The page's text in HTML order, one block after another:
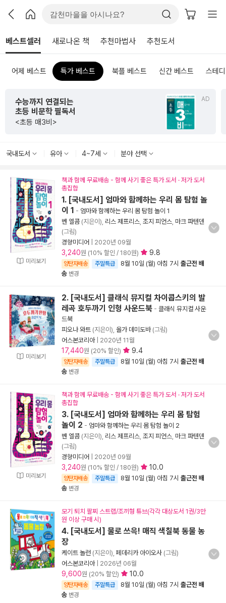
베스트셀러 새로나온 책 추천마법사 추천도서
어제 베스트 특가 베스트 북플 베스트 신간 베스트 스테
AD
수능까지 연결되는
초등 비문학 필독서
<초등 매3비>
국내도서 유아 4~7세 분야 선택
미리보기
책과 함께 무료배송 - 함께 사기 좋은 특가 도서 · 저가 도서
총집합
1. [국내도서] 엄마와 함께하는 우리 몸 탐험 놀
이 1 - 엄마와 함께하는 우리 몸 탐험 놀이 1
벤 엘콤 (지은이), 리스 제프리스 조지 피언스 마크 파텐덴
(그림)
경향미디어
2020년 09월
3,240원 (10% 할인 / 180원) 9.8
양탄자배송 주말특급 8월 10일 (월) 아침 7시 출근전 배
송 변경
미리보기
2. [국내도서] 클래식 뮤지컬 차이콥스키의 발
레곡 호두까기 인형 사운드북 - 클래식 뮤지컬 사운
드북
피오나 와트 (지은이), 올가 데미도바(그림)
어스본코리아| 2020년 11월
17,440원 (20% 할인) 9.4
양탄자배송 주말특급 8월 10일 (월) 아침 7시 출근전 배
송 변경
미리보기
책과 함께 무료배송 - 함께 사기 좋은 특가 도서 · 저가 도서
총집합
3. [국내도서] 엄마와 함께하는 우리 몸 탐험
놀이 2 - 엄마와 함께하는 우리 몸 탐험 놀이 2
벤 엘콤 (지은이), 리스 제프리스 조지 피언스 마크 파텐덴
(그림)
경향미디어
2020년 09월
3,240원 (10% 할인 / 180원) 10.0
양탄자배송 주말특급 8월 10일 (월) 아침 7시 출근전 배
송 변경
모기 퇴치 팔찌 스트랩/조끼형 튜브(각각 대상도서 1권/3만
원 이상 구매 시)
4. [국내도서] 물로 쓰윽! 매직 색칠북 동물 농
장
케이트 놀런 (지은이), 페데리카 아이오사 (그림)
어스본코리아| 2026년 06월
9,600원 (20% 할인) 10.0
양탄자배송 주말특급 8월 10일 (월) 아침 7시 출근전 배
송 변경